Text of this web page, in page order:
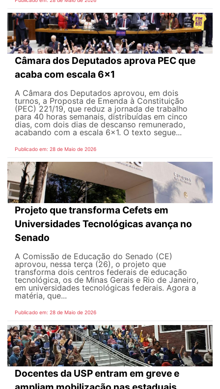
Câmara dos Deputados aprova PEC que
acaba com escala 6x1
A Câmara dos Deputados aprovou, em dois
turnos, a Proposta de Emenda à Constituição
(PEC) 221/19, que reduz a jornada de trabalho
para 40 horas semanais, distribuídas em cinco
dias, com dois dias de descanso remunerado,
acabando com a escala 6x1. O texto segue...
Publicado em: 28 de Maio de 2026
Projeto que transforma Cefets em
Universidades Tecnológicas avança no
Senado
A Comissão de Educação do Senado (CE)
aprovou, nessa terça (26), o projeto que
transforma dois centros federais de educação
tecnológica, os de Minas Gerais e Rio de Janeiro,
em universidades tecnológicas federais. Agora a
matéria, que...
Publicado em: 28 de Maio de 2026
Docentes da USP entram em greve e